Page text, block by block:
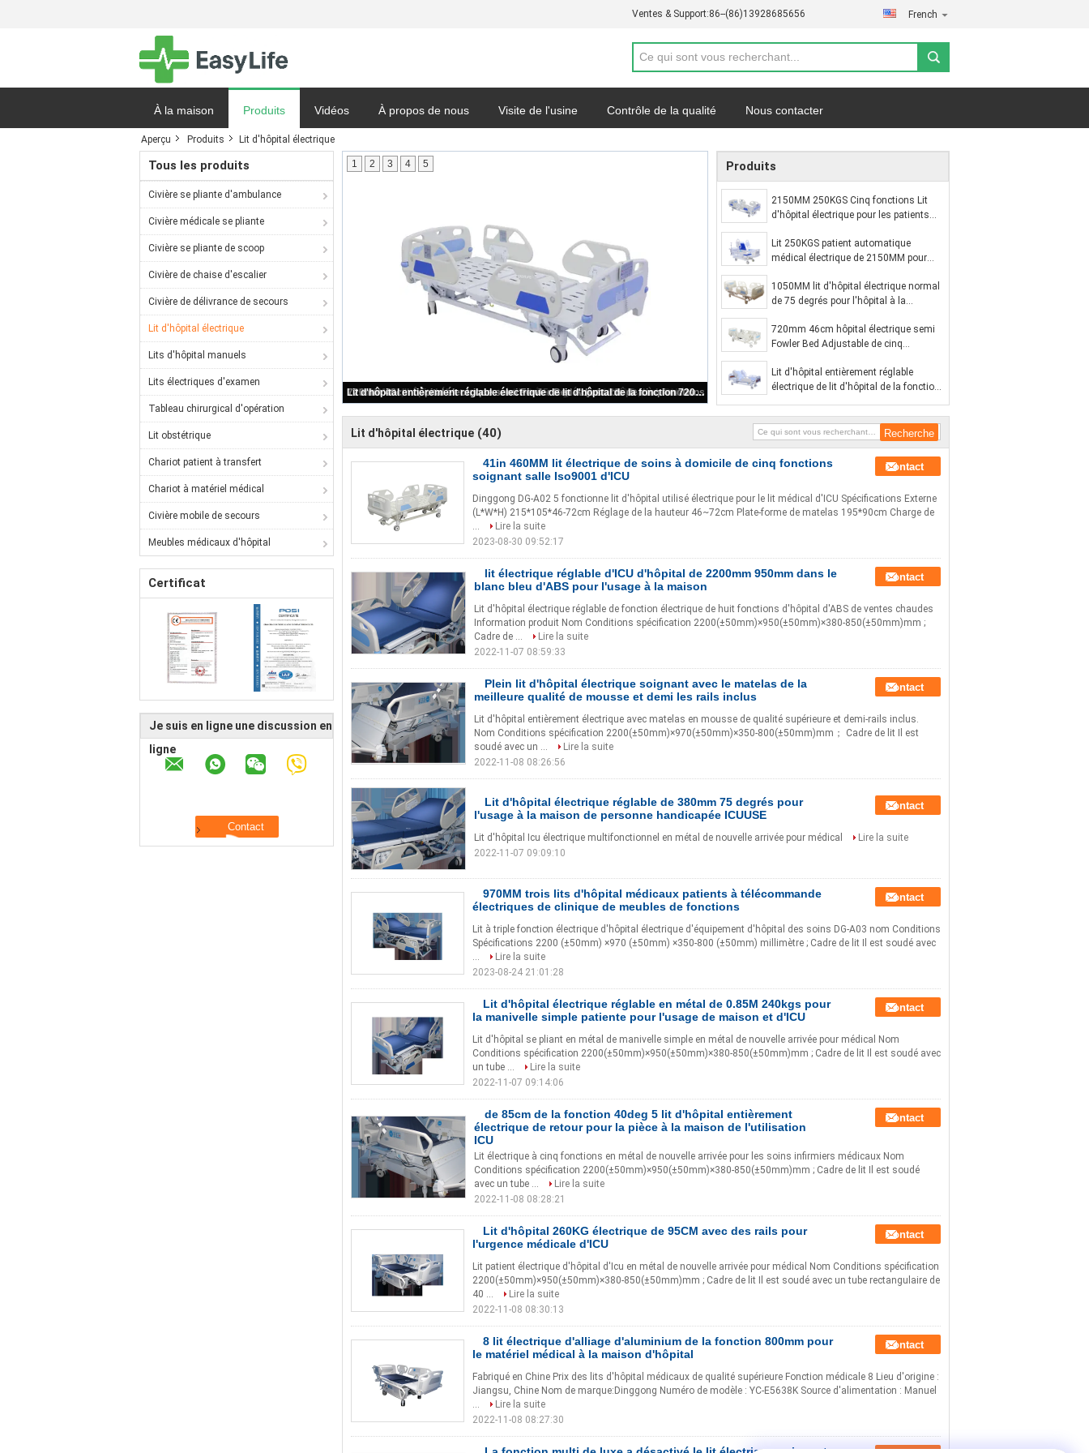
Ventes & Support:86--(86)13928685656 French
À la maison Produits Vidéos À propos de nous Visite de l'usine Contrôle de la qualité Nous contacter
Demande de soumission
Aperçu Produits Lit d'hôpital électrique
Tous les produits
Civière se pliante d'ambulance
Civière médicale se pliante
Civière se pliante de scoop
Civière de chaise d'escalier
Civière de délivrance de secours
Lit d'hôpital électrique
Lits d'hôpital manuels
Lits électriques d'examen
Tableau chirurgical d'opération
Lit obstétrique
Chariot patient à transfert
Chariot à matériel médical
Civière mobile de secours
Meubles médicaux d'hôpital
Certificat
Je suis en ligne une discussion en
ligne
2150MM 250KGS Cinq fonctions Lit d'hôpital électrique pour les patients Utilisation de la salle de soins intensifs
1 2 3 4 5 Produits
2150MM 250KGS Cinq fonctions Lit
d'hôpital électrique pour les patients
intensifs
Lit 250KGS patient automatique
médical électrique de 2150MM pour
1050MM lit d'hôpital électrique normal
de 75 degrés pour l'hôpital à la
720mm 46cm hôpital électrique semi
Fowler Bed Adjustable de cinq
Lit d'hôpital entièrement réglable
électrique de lit d'hôpital de la fonction
Lit d'hôpital électrique (40)
41in 460MM lit électrique de soins à domicile de cinq fonctions
soignant salle Iso9001 d'ICU
Contact
Dinggong DG-A02 5 fonctionne lit d'hôpital utilisé électrique pour le lit médical d'ICU Spécifications Externe
(L*W*H) 215*105*46-72cm Réglage de la hauteur 46~72cm Plate-forme de matelas 195*90cm Charge de
...
Lire la suite
2023-08-30 09:52:17
lit électrique réglable d'ICU d'hôpital de 2200mm 950mm dans le
blanc bleu d'ABS pour l'usage à la maison
Contact
Lit d'hôpital électrique réglable de fonction électrique de huit fonctions d'hôpital d'ABS de ventes chaudes
Information produit Nom Conditions spécification 2200(±50mm)×950(±50mm)×380-850(±50mm)mm ;
Cadre de ...
Lire la suite
2022-11-07 08:59:33
Plein lit d'hôpital électrique soignant avec le matelas de la
meilleure qualité de mousse et demi les rails inclus
Contact
Lit d'hôpital entièrement électrique avec matelas en mousse de qualité supérieure et demi-rails inclus.
Nom Conditions spécification 2200(±50mm)×970(±50mm)×350-800(±50mm)mm； Cadre de lit Il est
soudé avec un ...
Lire la suite
2022-11-08 08:26:56
Lit d'hôpital électrique réglable de 380mm 75 degrés pour
l'usage à la maison de personne handicapée ICUUSE
Contact
Lit d'hôpital Icu électrique multifonctionnel en métal de nouvelle arrivée pour médical
Lire la suite
2022-11-07 09:09:10
970MM trois lits d'hôpital médicaux patients à télécommande
électriques de clinique de meubles de fonctions
Contact
Lit à triple fonction électrique d'hôpital électrique d'équipement d'hôpital des soins DG-A03 nom Conditions
Spécifications 2200 (±50mm) ×970 (±50mm) ×350-800 (±50mm) millimètre ; Cadre de lit Il est soudé avec
...
Lire la suite
2023-08-24 21:01:28
Lit d'hôpital électrique réglable en métal de 0.85M 240kgs pour
la manivelle simple patiente pour l'usage de maison et d'ICU
Contact
Lit d'hôpital se pliant en métal de manivelle simple en métal de nouvelle arrivée pour médical Nom
Conditions spécification 2200(±50mm)×950(±50mm)×380-850(±50mm)mm ; Cadre de lit Il est soudé avec
un tube ...
Lire la suite
2022-11-07 09:14:06
de 85cm de la fonction 40deg 5 lit d'hôpital entièrement
électrique de retour pour la pièce à la maison de l'utilisation
ICU
Contact
Lit électrique à cinq fonctions en métal de nouvelle arrivée pour les soins infirmiers médicaux Nom
Conditions spécification 2200(±50mm)×950(±50mm)×380-850(±50mm)mm ; Cadre de lit Il est soudé
avec un tube ...
Lire la suite
2022-11-08 08:28:21
Lit d'hôpital 260KG électrique de 95CM avec des rails pour
l'urgence médicale d'ICU
Contact
Lit patient électrique d'hôpital d'Icu en métal de nouvelle arrivée pour médical Nom Conditions spécification
2200(±50mm)×950(±50mm)×380-850(±50mm)mm ; Cadre de lit Il est soudé avec un tube rectangulaire de
40 ...
Lire la suite
2022-11-08 08:30:13
8 lit électrique d'alliage d'aluminium de la fonction 800mm pour
le matériel médical à la maison d'hôpital
Contact
Fabriqué en Chine Prix des lits d'hôpital médicaux de qualité supérieure Fonction médicale 8 Lieu d'origine :
Jiangsu, Chine Nom de marque:Dinggong Numéro de modèle : YC-E5638K Source d'alimentation : Manuel
...
Lire la suite
2022-11-08 08:27:30